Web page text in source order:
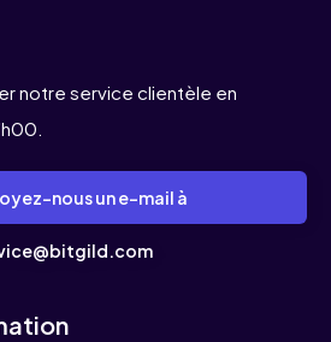
notre service clientèle en